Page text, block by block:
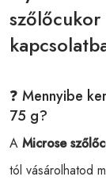
❓ Mennyibe
75 g?
A Microse
tól vásárolhatod